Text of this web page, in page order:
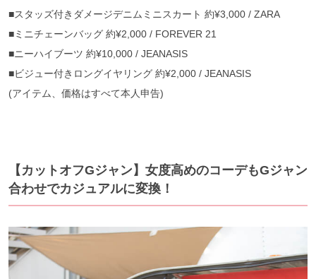
■スタッズ付きダメージデニムミニスカート 約¥3,000 / ZARA
■ミニチェーンバッグ 約¥2,000 / FOREVER 21
■ニーハイブーツ 約¥10,000 / JEANASIS
■ビジュー付きロングイヤリング 約¥2,000 / JEANASIS
(アイテム、価格はすべて本人申告)
【カットオフGジャン】女度高めのコーデもGジャン
合わせでカジュアルに変換！